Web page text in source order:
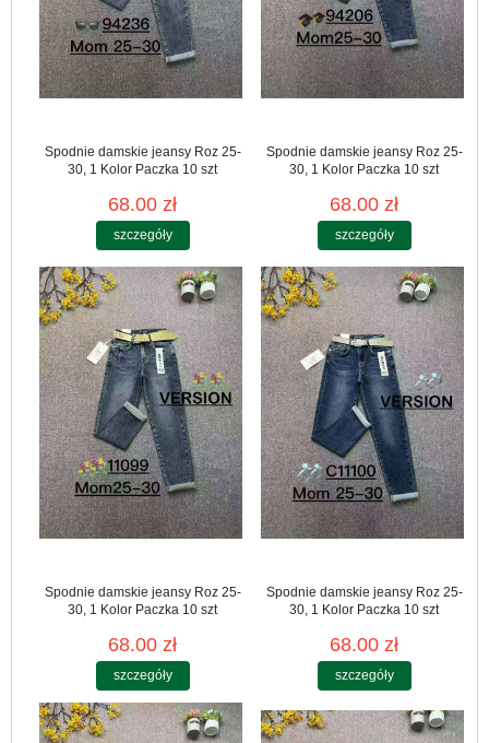
Spodnie damskie jeansy Roz 25-
30, 1 Kolor Paczka 10 szt
68.00 zł
szczegóły
Spodnie damskie jeansy Roz 25-
30, 1 Kolor Paczka 10 szt
68.00 zł
szczegóły
Spodnie damskie jeansy Roz 25-
30, 1 Kolor Paczka 10 szt
68.00 zł
szczegóły
Spodnie damskie jeansy Roz 25-
30, 1 Kolor Paczka 10 szt
68.00 zł
szczegóły